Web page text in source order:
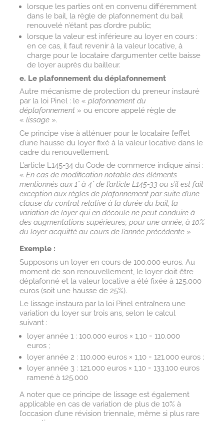
lorsque les parties ont en convenu différemment
dans le bail, la règle de plafonnement du bail
renouvelé n’étant pas d’ordre public;
lorsque la valeur est inférieure au loyer en cours :
en ce cas, il faut revenir à la valeur locative, à
charge pour le locataire d’argumenter cette baisse
de loyer auprès du bailleur.
e. Le plafonnement du déplafonnement
Autre mécanisme de protection du preneur instauré
par la loi Pinel : le « plafonnement du
déplafonnement» ou encore appelé règle de
« lissage».
Ce principe vise à atténuer pour le locataire l’effet
d’une hausse du loyer fixé à la valeur locative dans le
cadre du renouvellement.
L’article L145-34 du Code de commerce indique ainsi :
« En cas de modification notable des éléments
mentionnés aux 1° à 4° de l’article L145-33 ou s’il est fait
exception aux règles de plafonnement par suite d’une
clause du contrat relative à la durée du bail, la
variation de loyer qui en découle ne peut conduire à
des augmentations supérieures, pour une année, à 10%
du loyer acquitté au cours de l’année précédente»
Exemple :
Supposons un loyer en cours de 100.000 euros. Au
moment de son renouvellement, le loyer doit être
déplafonné et la valeur locative a été fixée à 125.000
euros (soit une hausse de 25%).
Le lissage instaura par la loi Pinel entraînera une
variation du loyer sur trois ans, selon le calcul
suivant :
loyer année 1 : 100.000 euros × 1,10 = 110.000
euros ;
loyer année 2 : 110.000 euros × 1,10 = 121.000 euros ;
loyer année 3 : 121.000 euros × 1,10 = 133.100 euros
ramené à 125.000
A noter que ce principe de lissage est également
applicable en cas de variation de plus de 10% à
l’occasion d’une révision triennale, même si plus rare